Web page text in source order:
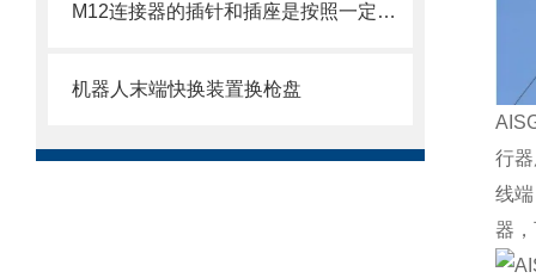
M12连接器的插针和插座是按照一定顺序排列的
机器人末端快换装置换枪盘
行
线
器